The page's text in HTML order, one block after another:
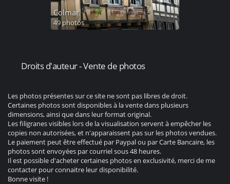
Colmar
49 photos
Droits d'auteur - Vente de photos
Les photos présentes sur ce site ne sont pas libres de droit.
Certaines photos sont disponibles à la vente dans plusieurs
dimensions, ainsi que dans leur format original.
Les filigranes visibles lors de la visualisation servent à empêcher les
copies non autorisées, et n'apparaissent pas sur les photos vendues.
Le paiement peut être effectué par Paypal ou par Carte Bancaire, les
photos sont envoyées par courriel sous 48 heures.
Il est possible d'acheter certaines photos en exclusivité, merci de me
contacter pour connaitre leur disponibilité.
Bonne visite !